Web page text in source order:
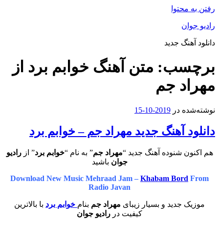
رفتن به محتوا
رادیو جوان
دانلود آهنگ جدید
برچسب: متن آهنگ خوابم برد از
مهراد جم
نوشته‌شده در 2019-10-15
دانلود آهنگ جدید مهراد جم – خوابم برد
هم اکنون شنوده آهنگ جدید “مهراد جم” به نام “خوابم برد” ازرادیو
جوان باشید
Download New Music Mehraad Jam – Khabam Bord From
Radio Javan
موزیک جدید و بسیار زیبای مهراد جم بنام خوابم برد با بالاترین
کیفیت در رادیو جوان